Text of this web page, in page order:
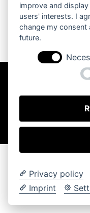
Copyright © 2024 –
Datenschutz
improve and
users' interests. I
change my
future.
Privacy policy
Imprint